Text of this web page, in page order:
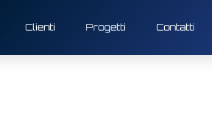
Clienti Progetti Contatti